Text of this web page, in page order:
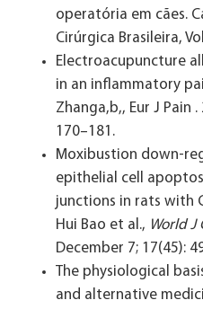
operatória em cães.
Cirúrgica Brasileira,
Electroacupuncture
in an inflammatory
Zhanga,b,, Eur J Pain
170–181.
Moxibustion down-
epithelial cell
junctions in rats with
Hui Bao et al., World
December 7; 17(45):
The physiological
and alternative